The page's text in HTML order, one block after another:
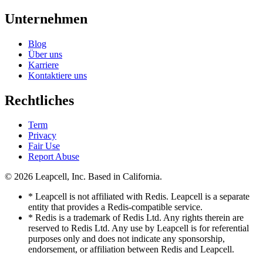
Unternehmen
Blog
Über uns
Karriere
Kontaktiere uns
Rechtliches
Term
Privacy
Fair Use
Report Abuse
© 2026 Leapcell, Inc. Based in California.
* Leapcell is not affiliated with Redis. Leapcell is a separate
entity that provides a Redis-compatible service.
* Redis is a trademark of Redis Ltd. Any rights therein are
reserved to Redis Ltd. Any use by Leapcell is for referential
purposes only and does not indicate any sponsorship,
endorsement, or affiliation between Redis and Leapcell.